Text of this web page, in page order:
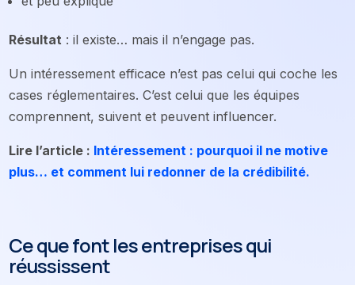
Résultat : il existe… mais il n’engage pas.
Un intéressement efficace n’est pas celui qui coche les
cases réglementaires. C’est celui que les équipes
comprennent, suivent et peuvent influencer.
Lire l’article : Intéressement : pourquoi il ne motive
plus… et comment lui redonner de la crédibilité.
Ce que font les entreprises qui
réussissent